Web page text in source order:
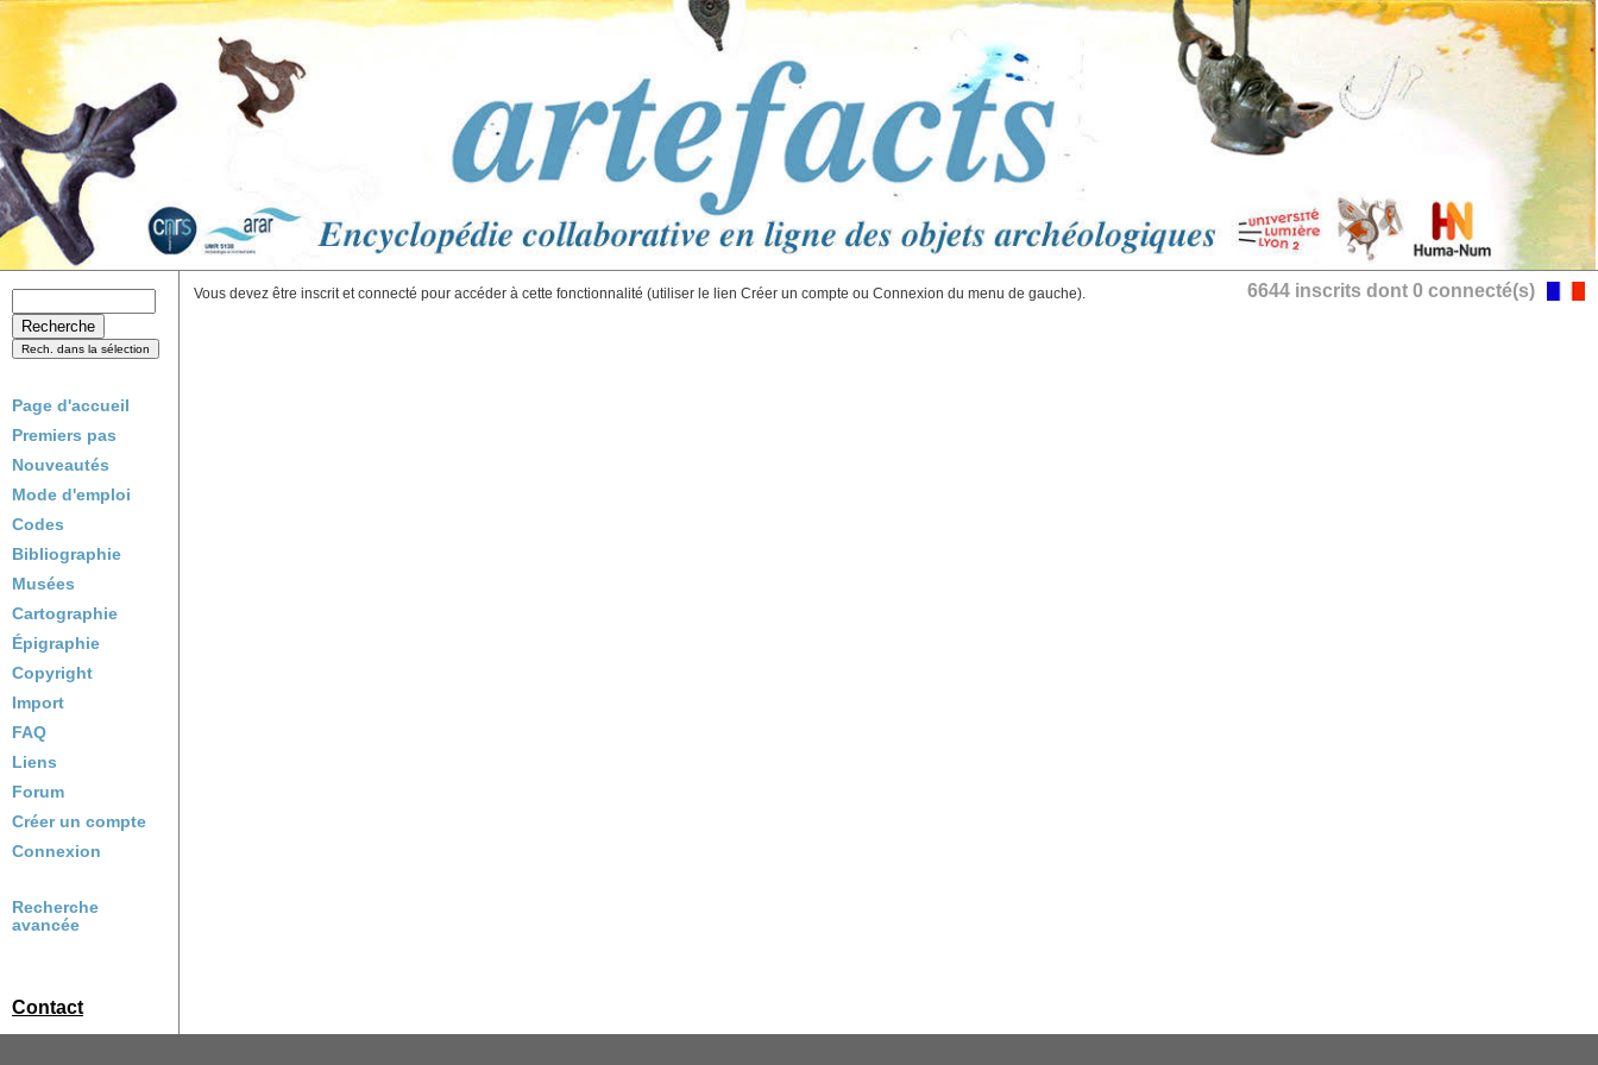
Page d'accueil
Premiers pas
Nouveautés
Mode d'emploi
Codes
Bibliographie
Musées
Cartographie
Épigraphie
Copyright
Import
FAQ
Liens
Forum
Créer un compte
Connexion
Recherche
avancée
Contact
6644 inscrits dont 0 connecté(s)
Vous devez être inscrit et connecté pour accéder à cette fonctionnalité (utiliser le lien Créer un compte ou Connexion du menu de gauche).